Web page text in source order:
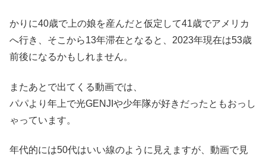
かりに40歳で上の娘を産んだと仮定して41歳でアメリカ
へ行き、そこから13年滞在となると、2023年現在は53歳
前後になるかもしれません。
またあとで出てくる動画では、
パパより年上で光GENJIや少年隊が好きだったともおっし
ゃっています。
年代的には50代はいい線のように見えますが、動画で見